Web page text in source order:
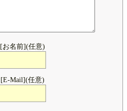
[お名前](任意)
[E-Mail](任意)